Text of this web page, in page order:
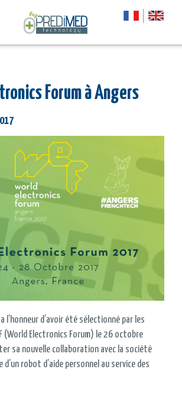
Forum à Angers
l’honneur d’avoir été sélectionné par les
(World Electronics Forum) le 26 octobre
sa nouvelle collaboration avec la société
d’un robot d’aide personnel au service des